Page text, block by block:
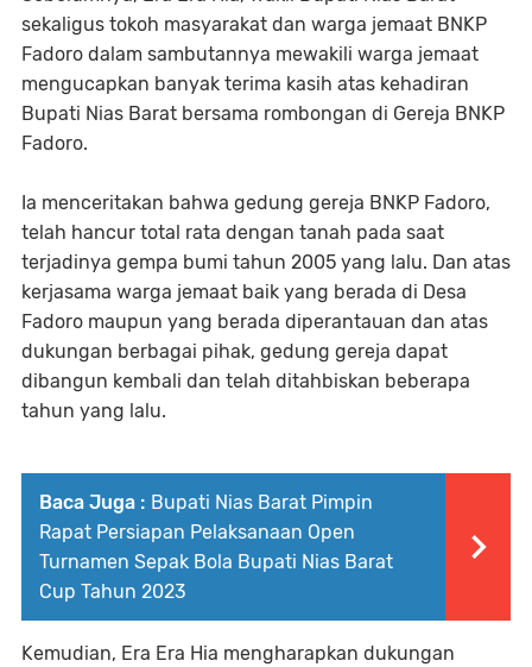
sekaligus tokoh masyarakat dan warga jemaat BNKP
Fadoro dalam sambutannya mewakili warga jemaat
mengucapkan banyak terima kasih atas kehadiran
Bupati Nias Barat bersama rombongan di Gereja BNKP
Fadoro.
Ia menceritakan bahwa gedung gereja BNKP Fadoro,
telah hancur total rata dengan tanah pada saat
terjadinya gempa bumi tahun 2005 yang lalu. Dan atas
kerjasama warga jemaat baik yang berada di Desa
Fadoro maupun yang berada diperantauan dan atas
dukungan berbagai pihak, gedung gereja dapat
dibangun kembali dan telah ditahbiskan beberapa
tahun yang lalu.
Baca Juga : Bupati Nias Barat Pimpin
Rapat Persiapan Pelaksanaan Open
Turnamen Sepak Bola Bupati Nias Barat
Cup Tahun 2023
Kemudian, Era Era Hia mengharapkan dukungan